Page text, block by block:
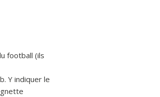
football (ils
Y indiquer le